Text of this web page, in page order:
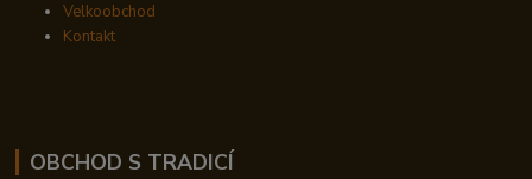
Velkoobchod
Kontakt
OBCHOD S TRADICÍ